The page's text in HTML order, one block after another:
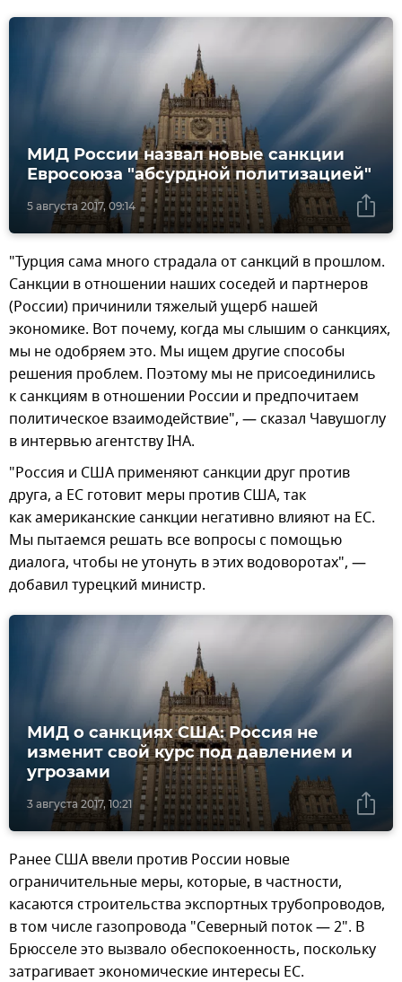
5 августа 2017, 09:14
МИД России назвал новые санкции
Евросоюза "абсурдной политизацией"
"Турция сама много страдала от санкций в прошлом.
Санкции в отношении наших соседей и партнеров
(России) причинили тяжелый ущерб нашей
экономике. Вот почему, когда мы слышим о санкциях,
мы не одобряем это. Мы ищем другие способы
решения проблем. Поэтому мы не присоединились
к санкциям в отношении России и предпочитаем
политическое взаимодействие", — сказал Чавушоглу
в интервью агентству IHA.
"Россия и США применяют санкции друг против
друга, а ЕС готовит меры против США, так
как американские санкции негативно влияют на ЕС.
Мы пытаемся решать все вопросы с помощью
диалога, чтобы не утонуть в этих водоворотах", —
добавил турецкий министр.
3 августа 2017, 10:21
МИД о санкциях США: Россия не
изменит свой курс под давлением и
угрозами
Ранее США ввели против России новые
ограничительные меры, которые, в частности,
касаются строительства экспортных трубопроводов,
в том числе газопровода "Северный поток — 2". В
Брюсселе это вызвало обеспокоенность, поскольку
затрагивает экономические интересы ЕС.